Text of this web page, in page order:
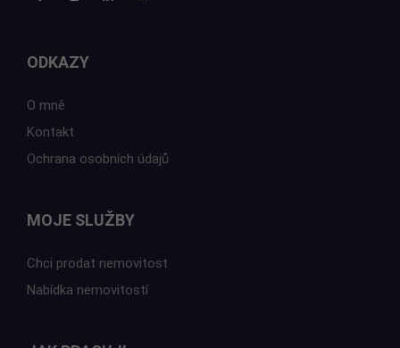
ODKAZY
O mně
Kontakt
Ochrana osobních údajů
MOJE SLUŽBY
Chci prodat nemovitost
Nabídka nemovitostí